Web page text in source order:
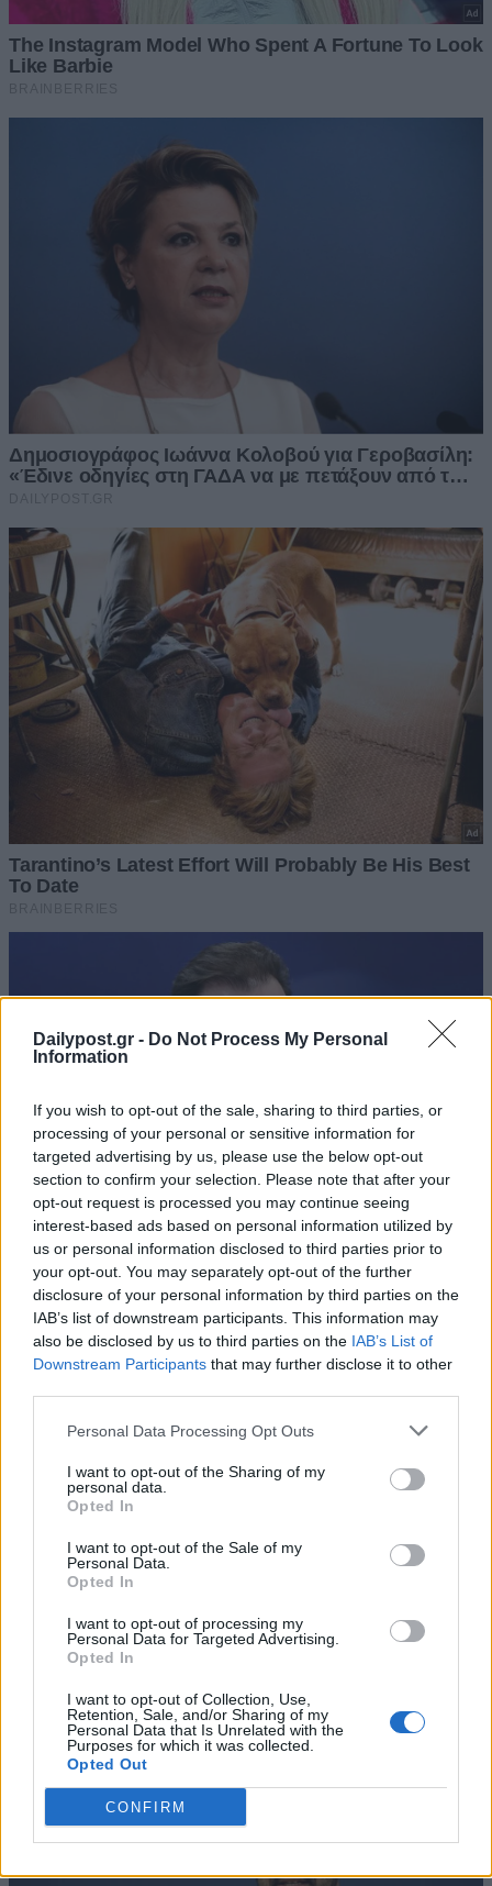
Dailypost.gr - Do Not Process My Personal
Information
If you wish to opt-out of the sale, sharing to third parties, or
processing of your personal or sensitive information for
targeted advertising by us, please use the below opt-out
section to confirm your selection. Please note that after your
opt-out request is processed you may continue seeing
interest-based ads based on personal information utilized by
us or personal information disclosed to third parties prior to
your opt-out. You may separately opt-out of the further
disclosure of your personal information by third parties on the
IAB’s list of downstream participants. This information may
also be disclosed by us to third parties on the IAB’s List of
Downstream Participants that may further disclose it to other
Personal Data Processing Opt Outs
I want to opt-out of the Sharing of my
personal data.
Opted In
I want to opt-out of the Sale of my
Personal Data.
Opted In
I want to opt-out of processing my
Personal Data for Targeted Advertising.
Opted In
I want to opt-out of Collection, Use,
Retention, Sale, and/or Sharing of my
Personal Data that Is Unrelated with the
Purposes for which it was collected.
Opted Out
CONFIRM